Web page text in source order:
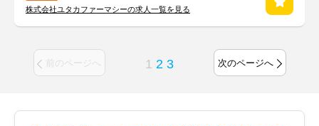
株式会社ユタカファーマシーの求人一覧を見る
前のページへ 1 2 3 次のページへ